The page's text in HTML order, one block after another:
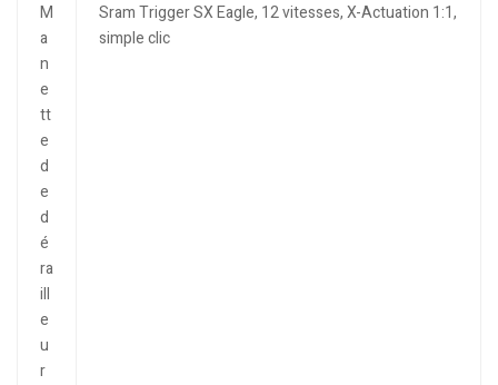
M
a
n
e
tt
e
d
e
d
é
ra
ill
e
u
r
Sram Trigger SX Eagle, 12 vitesses, X-Actuation 1:1,
simple clic